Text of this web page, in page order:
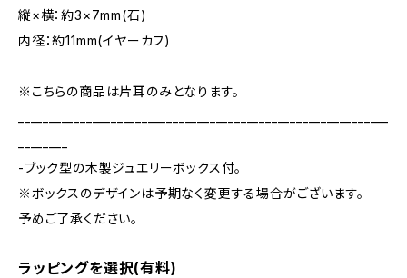
縦×横：約3×7mm(石)
内径：約11mm(イヤーカフ)
※こちらの商品は片耳のみとなります。
-ブック型の木製ジュエリーボックス付。
※ボックスのデザインは予期なく変更する場合がございます。
予めご了承ください。
ラッピングを選択(有料)